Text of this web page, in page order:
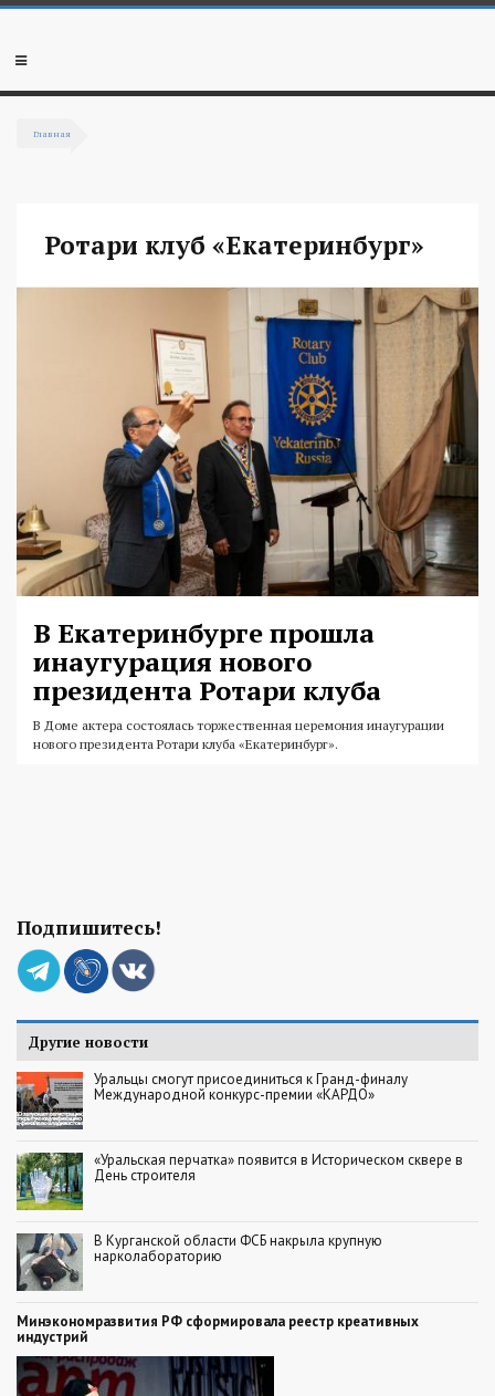
Перейти к основному содержанию
Мобильное
Главная
Ротари клуб «Екатеринбург»
В Екатеринбурге прошла
инаугурация нового
президента Ротари клуба
В Доме актера состоялась торжественная церемония инаугурации
нового президента Ротари клуба «Екатеринбург».
Подпишитесь!
Другие новости
Уральцы смогут присоединиться к Гранд-финалу
Международной конкурс-премии «КАРДО»
«Уральская перчатка» появится в Историческом сквере в
День строителя
В Курганской области ФСБ накрыла крупную
нарколабораторию
Минэкономразвития РФ сформировала реестр креативных
индустрий